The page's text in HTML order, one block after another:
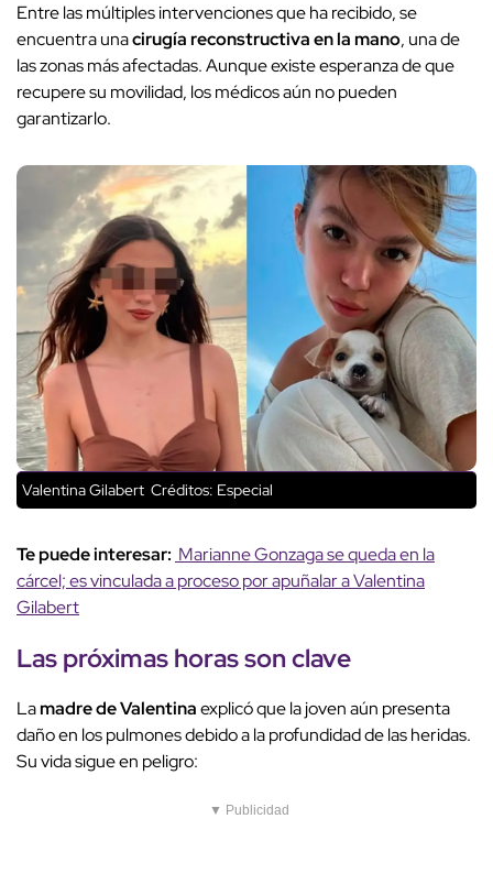
Entre las múltiples intervenciones que ha recibido, se
encuentra unacirugía reconstructiva en la mano, una de
las zonas más afectadas. Aunque existe esperanza de que
recupere su movilidad, los médicos aún no pueden
garantizarlo.
Valentina Gilabert Créditos: Especial
Te puede interesar: Marianne Gonzaga se queda en la
cárcel; es vinculada a proceso por apuñalar a Valentina
Gilabert
Las próximas horas son clave
Lamadre de Valentinaexplicó que la joven aún presenta
daño en los pulmones debido a la profundidad de las heridas.
Su vida sigue en peligro:
▼ Publicidad